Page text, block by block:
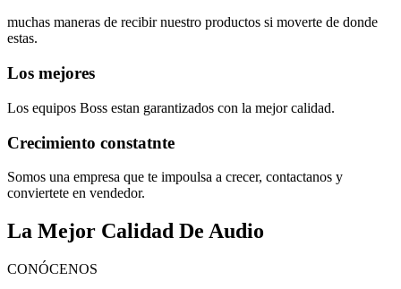
muchas maneras de recibir nuestro productos si moverte de donde
estas.
Los mejores
Los equipos Boss estan garantizados con la mejor calidad.
Crecimiento constatnte
Somos una empresa que te impoulsa a crecer, contactanos y
conviertete en vendedor.
La Mejor Calidad De Audio
CONÓCENOS